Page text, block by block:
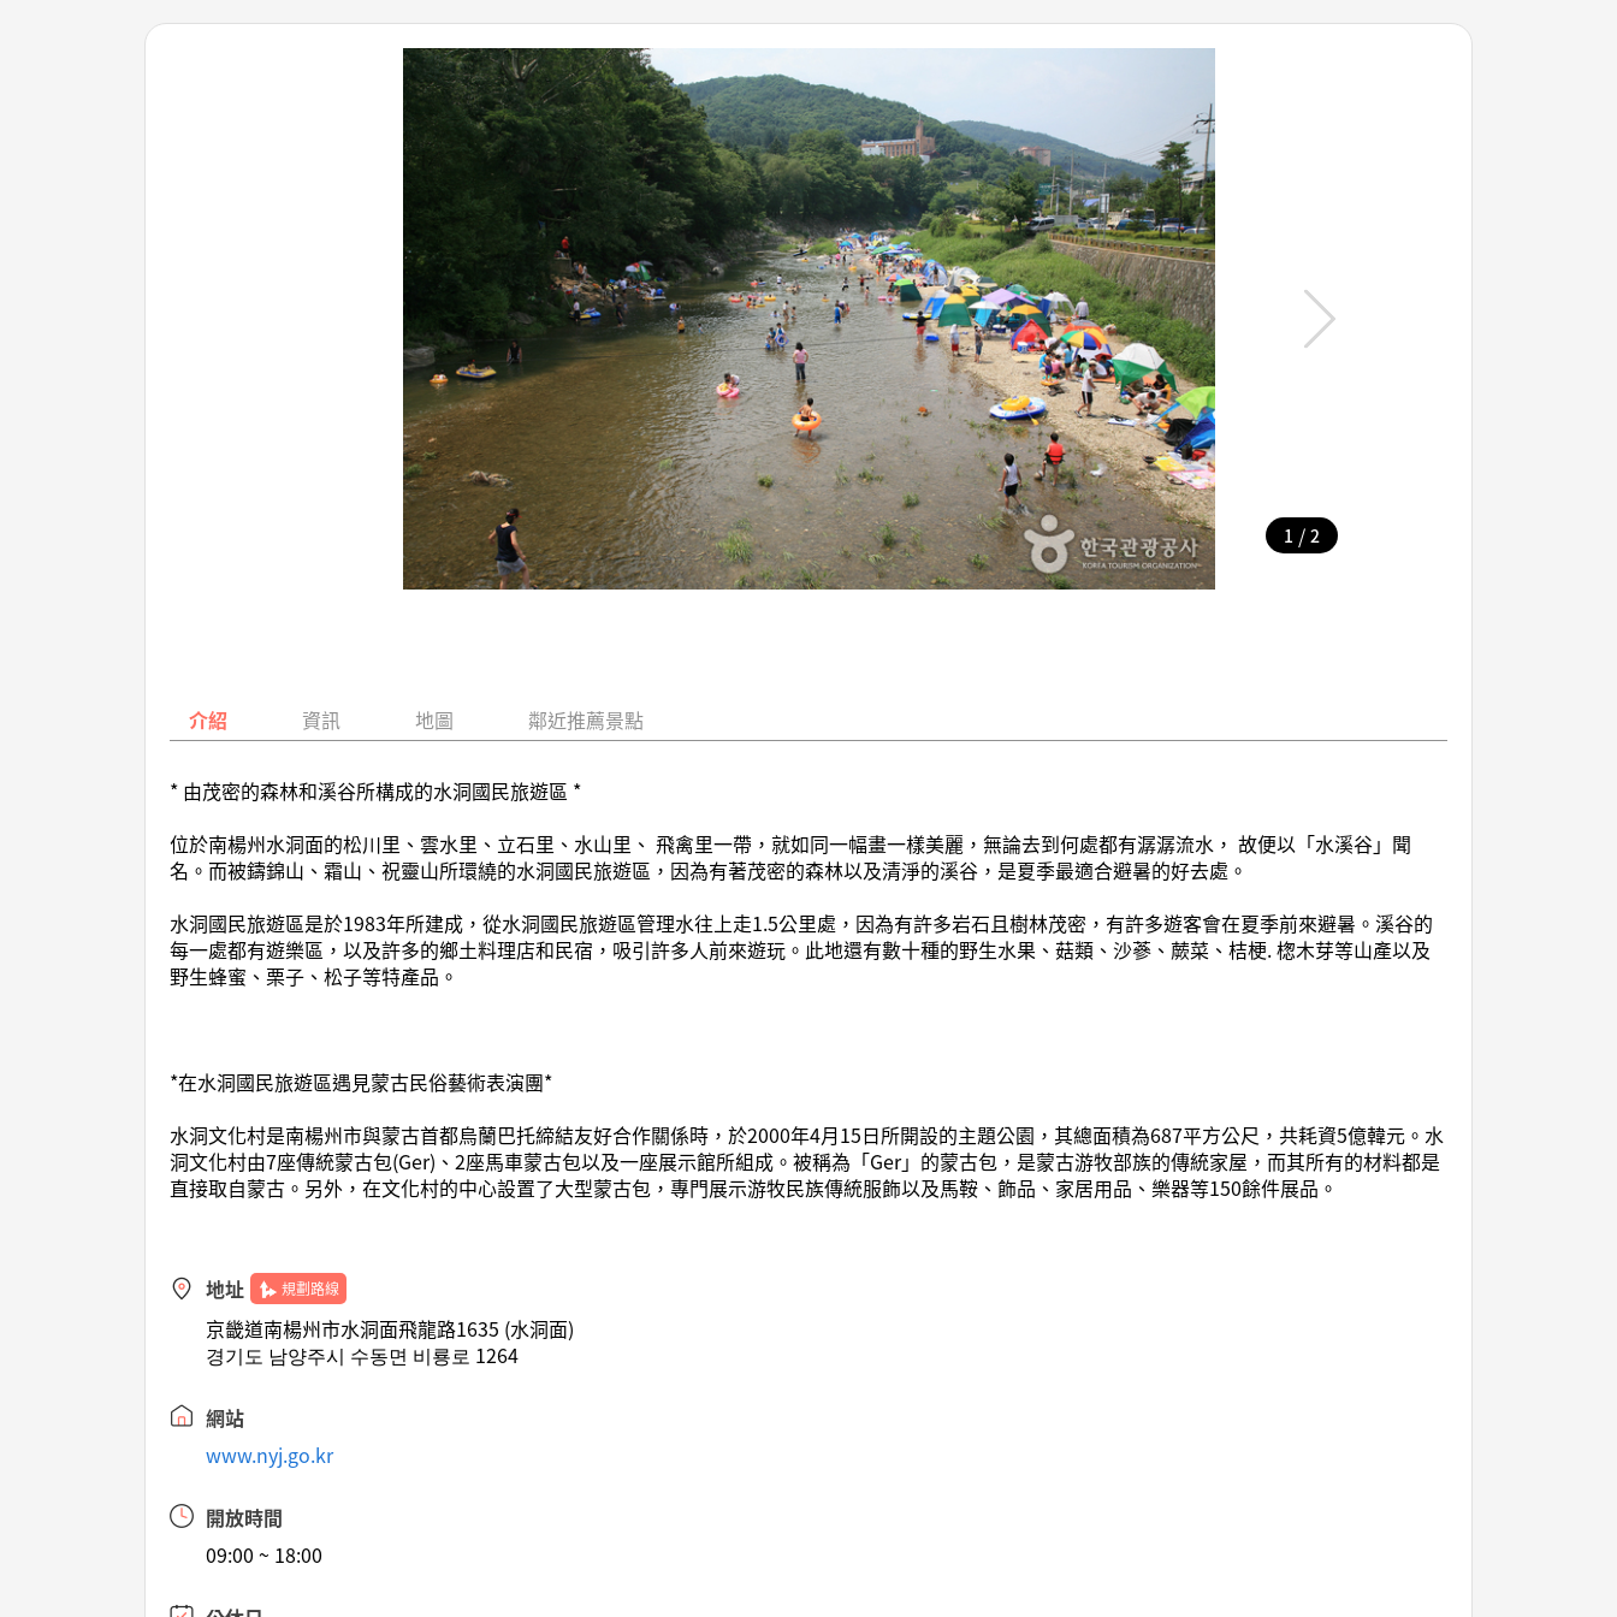
1 / 2
介紹 資訊 地圖 鄰近推薦景點
* 由茂密的森林和溪谷所構成的水洞國民旅遊區 *
位於南楊州水洞面的松川里、雲水里、立石里、水山里、 飛禽里一帶，就如同一幅畫一樣美麗，無論去到何處都有潺潺流水， 故便以「水溪谷」聞
名。而被鑄錦山、霜山、祝靈山所環繞的水洞國民旅遊區，因為有著茂密的森林以及清淨的溪谷，是夏季最適合避暑的好去處。
水洞國民旅遊區是於1983年所建成，從水洞國民旅遊區管理水往上走1.5公里處，因為有許多岩石且樹林茂密，有許多遊客會在夏季前來避暑。溪谷的
每一處都有遊樂區，以及許多的鄉土料理店和民宿，吸引許多人前來遊玩。此地還有數十種的野生水果、菇類、沙蔘、蕨菜、桔梗. 楤木芽等山產以及
野生蜂蜜、栗子、松子等特產品。
*在水洞國民旅遊區遇見蒙古民俗藝術表演團*
水洞文化村是南楊州市與蒙古首都烏蘭巴托締結友好合作關係時，於2000年4月15日所開設的主題公園，其總面積為687平方公尺，共耗資5億韓元。水
洞文化村由7座傳統蒙古包(Ger)、2座馬車蒙古包以及一座展示館所組成。被稱為「Ger」的蒙古包，是蒙古游牧部族的傳統家屋，而其所有的材料都是
直接取自蒙古。另外，在文化村的中心設置了大型蒙古包，專門展示游牧民族傳統服飾以及馬鞍、飾品、家居用品、樂器等150餘件展品。
地址 規劃路線
京畿道南楊州市水洞面飛龍路1635 (水洞面)
경기도 남양주시 수동면 비룡로 1264
網站
www.nyj.go.kr
開放時間
09:00 ~ 18:00